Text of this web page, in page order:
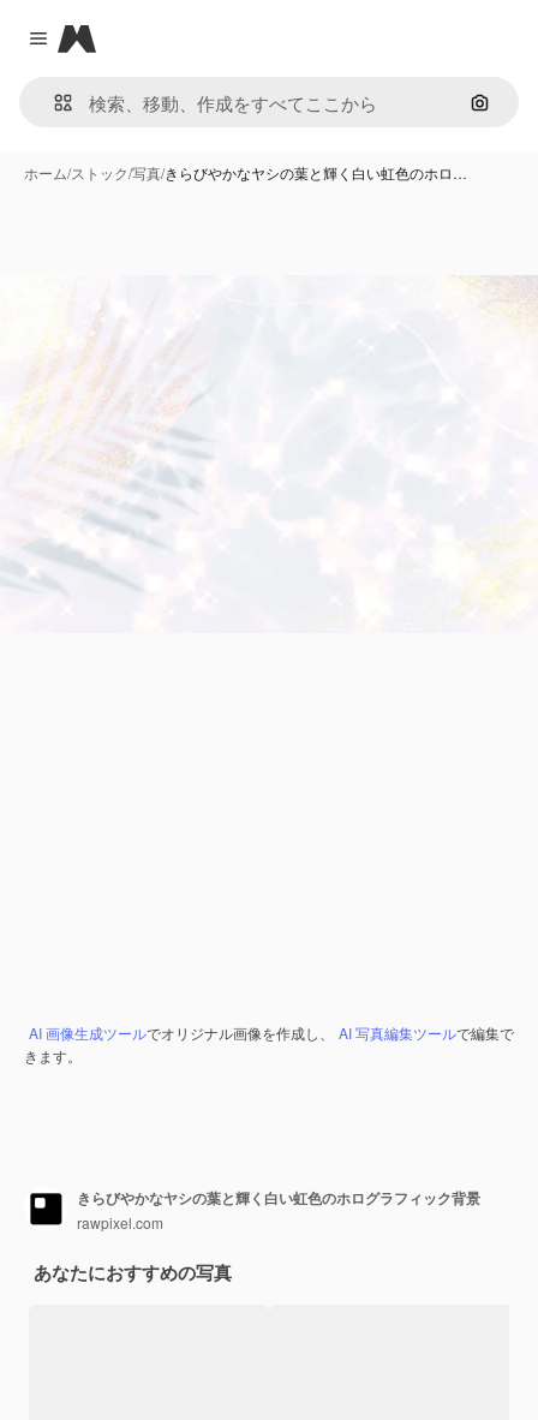
Close menu
Magnific
画像で
ホーム/ストック/写真/きらびやかなヤシの葉と輝く白い虹色のホロ…
AI 画像生成ツールでオリジナル画像を作成し、 AI 写真編集ツールで編集で
きます。
きらびやかなヤシの葉と輝く白い虹色のホログラフィック背景
rawpixel.com
あなたにおすすめの写真